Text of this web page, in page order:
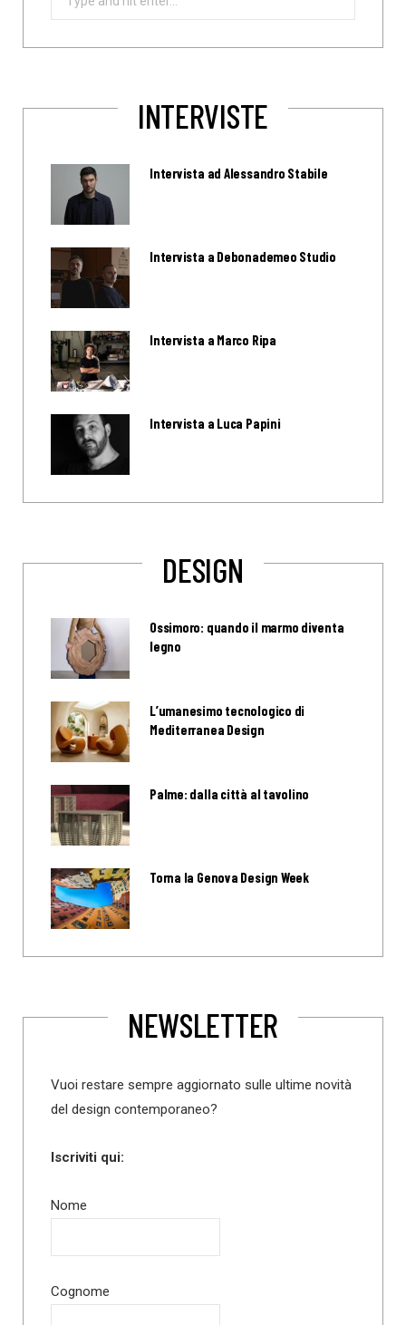
INTERVISTE
Intervista ad Alessandro Stabile
Intervista a Debonademeo Studio
Intervista a Marco Ripa
Intervista a Luca Papini
DESIGN
Ossimoro: quando il marmo diventa
legno
L’umanesimo tecnologico di
Mediterranea Design
Palme: dalla città al tavolino
Torna la Genova Design Week
NEWSLETTER
Vuoi restare sempre aggiornato sulle ultime novità
del design contemporaneo?
Iscriviti qui:
Nome
Cognome